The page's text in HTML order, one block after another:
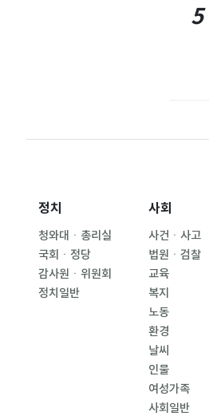
5
정치
청와대ㆍ총리실
국회ㆍ정당
감사원ㆍ위원회
정치일반
사회
사건ㆍ사고
법원ㆍ검찰
교육
복지
노동
환경
날씨
인물
여성가족
사회일반